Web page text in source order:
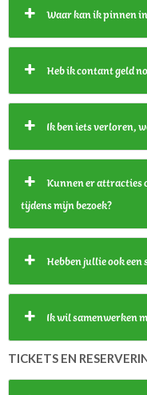
Waar kan ik pinnen
Heb ik contant geld
Ik ben iets verloren,
Kunnen er attracties
tijdens mijn bezoek?
Hebben jullie ook
Ik wil samenwerken
TICKETS EN